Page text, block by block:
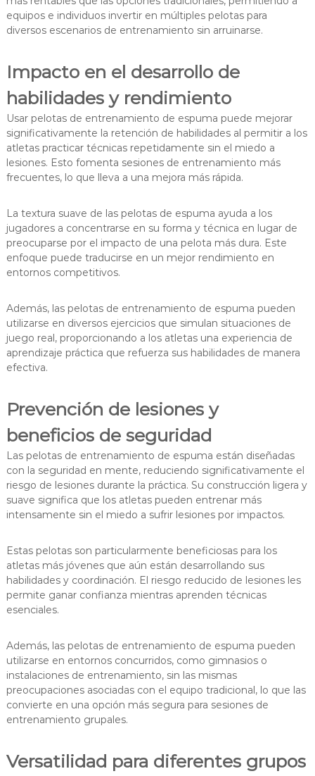
equipos e individuos invertir en múltiples pelotas para
diversos escenarios de entrenamiento sin arruinarse.
Impacto en el desarrollo de
habilidades y rendimiento
Usar pelotas de entrenamiento de espuma puede mejorar
significativamente la retención de habilidades al permitir a los
atletas practicar técnicas repetidamente sin el miedo a
lesiones. Esto fomenta sesiones de entrenamiento más
frecuentes, lo que lleva a una mejora más rápida.
La textura suave de las pelotas de espuma ayuda a los
jugadores a concentrarse en su forma y técnica en lugar de
preocuparse por el impacto de una pelota más dura. Este
enfoque puede traducirse en un mejor rendimiento en
entornos competitivos.
Además, las pelotas de entrenamiento de espuma pueden
utilizarse en diversos ejercicios que simulan situaciones de
juego real, proporcionando a los atletas una experiencia de
aprendizaje práctica que refuerza sus habilidades de manera
efectiva.
Prevención de lesiones y
beneficios de seguridad
Las pelotas de entrenamiento de espuma están diseñadas
con la seguridad en mente, reduciendo significativamente el
riesgo de lesiones durante la práctica. Su construcción ligera y
suave significa que los atletas pueden entrenar más
intensamente sin el miedo a sufrir lesiones por impactos.
Estas pelotas son particularmente beneficiosas para los
atletas más jóvenes que aún están desarrollando sus
habilidades y coordinación. El riesgo reducido de lesiones les
permite ganar confianza mientras aprenden técnicas
esenciales.
Además, las pelotas de entrenamiento de espuma pueden
utilizarse en entornos concurridos, como gimnasios o
instalaciones de entrenamiento, sin las mismas
preocupaciones asociadas con el equipo tradicional, lo que las
convierte en una opción más segura para sesiones de
entrenamiento grupales.
Versatilidad para diferentes grupos